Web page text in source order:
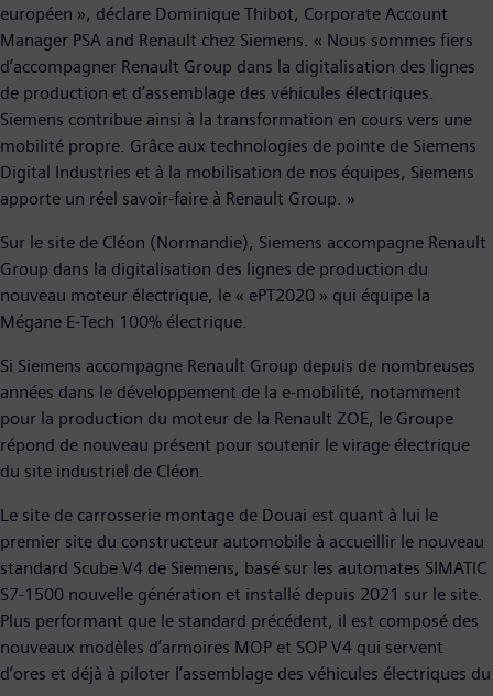
européen », déclare Dominique Thibot, Corporate Account
Manager PSA and Renault chez Siemens. « Nous sommes fiers
d’accompagner Renault Group dans la digitalisation des lignes
de production et d’assemblage des véhicules électriques.
Siemens contribue ainsi à la transformation en cours vers une
mobilité propre. Grâce aux technologies de pointe de Siemens
Digital Industries et à la mobilisation de nos équipes, Siemens
apporte un réel savoir-faire à Renault Group. »
Sur le site de Cléon (Normandie), Siemens accompagne Renault
Group dans la digitalisation des lignes de production du
nouveau moteur électrique, le « ePT2020 » qui équipe la
Mégane E-Tech 100% électrique.
Si Siemens accompagne Renault Group depuis de nombreuses
années dans le développement de la e-mobilité, notamment
pour la production du moteur de la Renault ZOE, le Groupe
répond de nouveau présent pour soutenir le virage électrique
du site industriel de Cléon.
Le site de carrosserie montage de Douai est quant à lui le
premier site du constructeur automobile à accueillir le nouveau
standard Scube V4 de Siemens, basé sur les automates SIMATIC
S7-1500 nouvelle génération et installé depuis 2021 sur le site.
Plus performant que le standard précédent, il est composé des
nouveaux modèles d’armoires MOP et SOP V4 qui servent
d’ores et déjà à piloter l’assemblage des véhicules électriques du